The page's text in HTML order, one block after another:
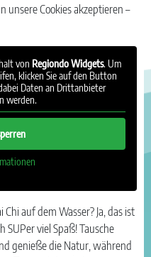
unsere Cookies akzeptieren –
von Regiondo Widgets. Um
klicken Sie auf den Button
Daten an Drittanbieter
werden.
auf dem Wasser? Ja, das ist
SUPer viel Spaß! Tausche
genieße die Natur, während